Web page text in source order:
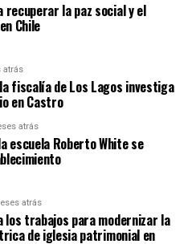
recuperar la paz social y el
Chile
atrás
la fiscalía de Los Lagos investiga
en Castro
atrás
escuela Roberto White se
atrás
los trabajos para modernizar la
de iglesia patrimonial en